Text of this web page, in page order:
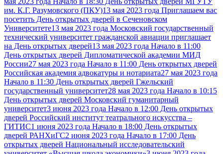
им. К.Г. Разумовского (ПКУ)13 мая 2023 года Приглашаем вас
посетить День открытых дверей в Сеченовском
Университете13 мая 2023 года Московский государственный
технический университет гражданской авиации приглашает
на День открытых дверей13 мая 2023 года Начало в 11:00
День открытых дверей Дипломатической академии МИД
России27 мая 2023 года Начало в 11:00 День открытых дверей
Российская академия адвокатуры и нотариата27 мая 2023 года
Начало в 11:30 День открытых дверей Гжельский
государственный университет28 мая 2023 года Начало в 10:15
День открытых дверей Московский гуманитарный
университет3 июня 2023 года Начало в 12:00 День открытых
дверей Российский институт театрального искусства –
ГИТИС1 июня 2023 года Начало в 18:00 День открытых
дверей РАНХиГС2 июня 2023 года Начало в 17:00 День
открытых дверей Национальный исследовательский